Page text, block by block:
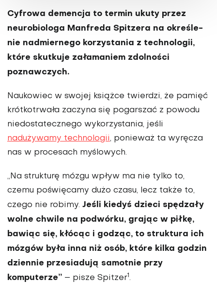
Cyfrowa demencja to termin ukuty przez
neurobiologa Manfreda Spitzera na określe­
nie nadmiernego korzystania z technologii,
które skutkuje załamaniem zdolności
poznawczych.
Naukowiec w swojej książce twierdzi, że pamięć
krótkotrwała zaczyna się pogarszać z po­wodu
niedostatecznego wykorzystania, jeśli
nadużywamy technologii, ponieważ ta wyręcza
nas w procesach myślowych.
„Na strukturę mózgu wpływ ma nie tylko to,
czemu poświęcamy dużo czasu, lecz także to,
czego nie robimy. Jeśli kiedyś dzieci spędzały
wolne chwile na podwórku, grając w piłkę,
bawiąc się, kłócąc i godząc, to struktura ich
mózgów była inna niż osób, które kilka godzin
dziennie przesiadują samotnie przy
komputerze” – pisze Spitzer1.